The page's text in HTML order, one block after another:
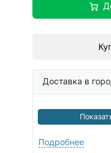
Доставка в
Подробнее